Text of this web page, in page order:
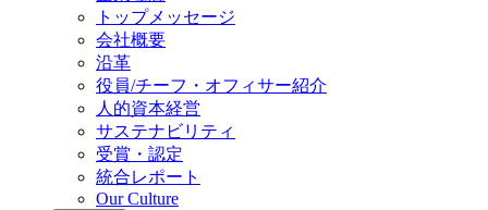
トップメッセージ
会社概要
沿革
役員/チーフ・オフィサー紹介
人的資本経営
サステナビリティ
受賞・認定
統合レポート
Our Culture